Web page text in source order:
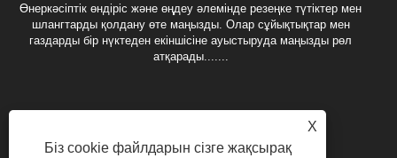
Өнеркәсіптік өндіріс және өңдеу әлемінде резеңке түтіктер мен
шлангтарды қолдану өте маңызды. Олар сұйықтықтар мен
газдарды бір нүктеден екіншісіне ауыстыруда маңызды рөл
атқарады.......
X
Біз cookie файлдарын сізге жақсырақ